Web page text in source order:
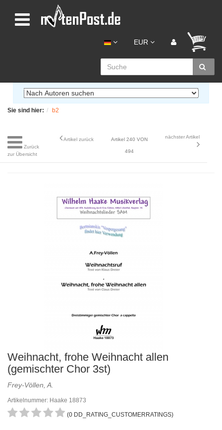
EUR
Sie sind hier: b2
Zurück
zur Übersicht
Artikel zurück Artikel 240 VON
494
nächster Artikel
Weihnacht, frohe Weihnacht allen
(gemischter Chor 3st)
Frey-Völlen, A.
Artikelnummer: Haake 18873
(0 DD_RATING_CUSTOMERRATINGS)